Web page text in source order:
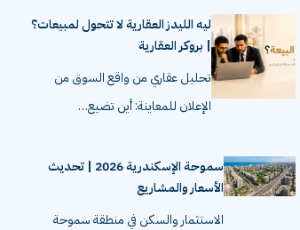
ليه الليدز العقارية لا تتحول لمبيعات؟
| بروكر العقارية
تحليل عقاري من واقع السوق من
الإعلان للمعاينة: أين تضيع…
سموحة الإسكندرية 2026 | تحديث
الأسعار والمشاريع
الاستثمار والسكن في منطقة سموحة